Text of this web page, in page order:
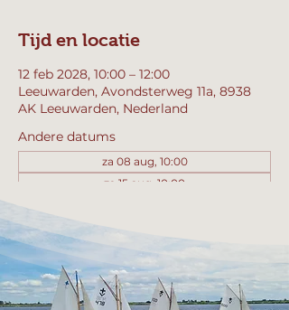
Tijd en locatie
12 feb 2028, 10:00 – 12:00
Leeuwarden, Avondsterweg 11a, 8938
AK Leeuwarden, Nederland
Andere datums
za 08 aug, 10:00
za 15 aug, 10:00
Bekijk alle 358 datums
Meld mij aan!